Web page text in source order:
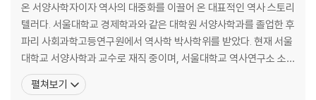
온 서양사학자이자 역사의 대중화를 이끌어 온 대표적인 역사 스토리
텔러다. 서울대학교 경제학과와 같은 대학원 서양사학과를 졸업한 후
파리 사회과학고등연구원에서 역사학 박사학위를 받았다. 현재 서울
대학교 서양사학과 교수로 재직 중이며, 서울대학교 역사연구소 소
장과 중세르네상스연구소 소장, 도시사학회 회장을 지냈다. 근대사
와 해양사에 대한 독보적인 저작인 《대항해 시대》, 《바다 인류》를 비
펼쳐보기